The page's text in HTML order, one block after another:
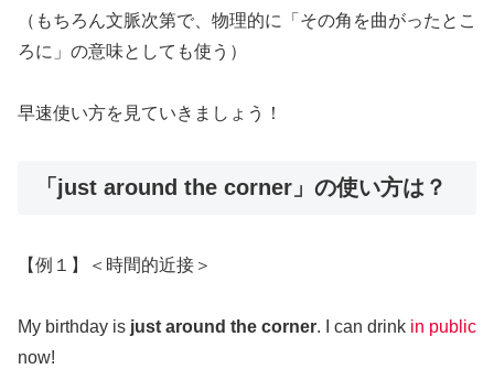
（もちろん文脈次第で、物理的に「その角を曲がったとこ
ろに」の意味としても使う）
早速使い方を見ていきましょう！
「just around the corner」の使い方は？
【例１】＜時間的近接＞
My birthday is just around the corner. I can drink in public
now!